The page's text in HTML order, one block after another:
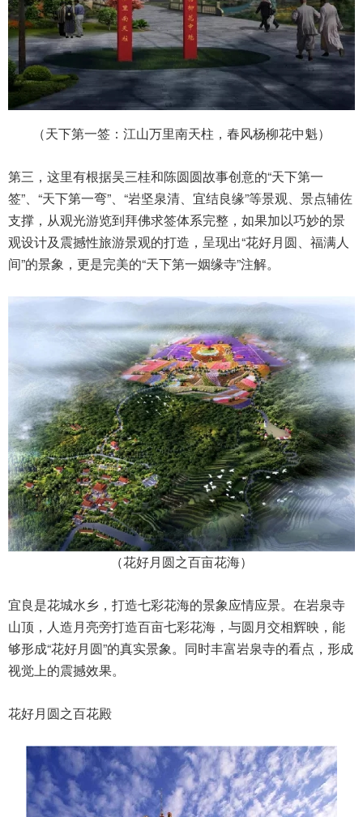
（天下第一签：江山万里南天柱，春风杨柳花中魁）
第三，这里有根据吴三桂和陈圆圆故事创意的“天下第一
签”、“天下第一弯”、“岩坚泉清、宜结良缘”等景观、景点辅佐
支撑，从观光游览到拜佛求签体系完整，如果加以巧妙的景
观设计及震撼性旅游景观的打造，呈现出“花好月圆、福满人
间”的景象，更是完美的“天下第一姻缘寺”注解。
（花好月圆之百亩花海）
宜良是花城水乡，打造七彩花海的景象应情应景。在岩泉寺
山顶，人造月亮旁打造百亩七彩花海，与圆月交相辉映，能
够形成“花好月圆”的真实景象。同时丰富岩泉寺的看点，形成
视觉上的震撼效果。
花好月圆之百花殿